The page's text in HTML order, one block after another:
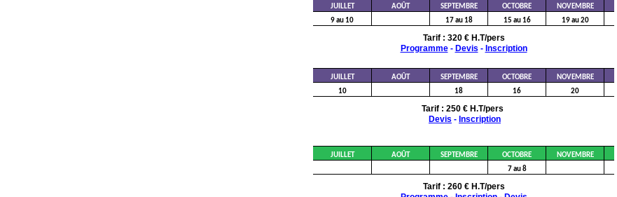
JUILLET AOÛT SEPTEMBRE OCTOBRE NOVEMBRE
9 au 10
17 au 18 15 au 16 19 au 20
Tarif : 320 € H.T/pers
Programme - Devis - Inscription
JUILLET AOÛT SEPTEMBRE OCTOBRE NOVEMBRE
10
18 16 20
Tarif : 250 € H.T/pers
Devis - Inscription
JUILLET AOÛT SEPTEMBRE OCTOBRE NOVEMBRE
7 au 8
Tarif : 260 € H.T/pers